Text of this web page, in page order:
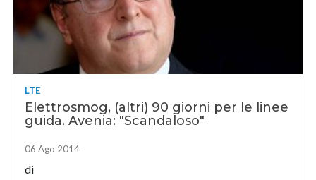
LTE
Elettrosmog, (altri) 90 giorni per le linee
guida. Avenia: "Scandaloso"
06 Ago 2014
di